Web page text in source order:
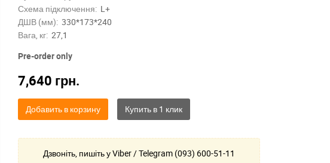
Схема підключення: L+
ДШВ (мм): 330*173*240
Вага, кг: 27,1
Pre-order only
7,640 грн.
Добавить в корзину
Дзвоніть, пишіть у Viber / Telegram (093) 600-51-11